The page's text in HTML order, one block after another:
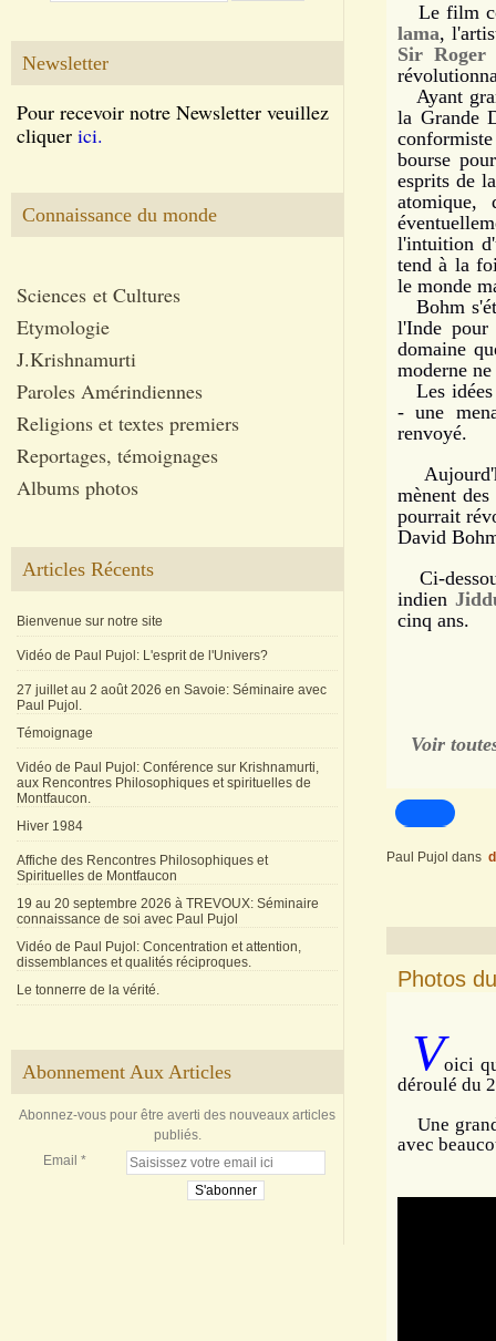
Newsletter
Pour recevoir notre Newsletter veuillez
cliquer ici.
Connaissance du monde
Sciences et Cultures
Etymologie
J.Krishnamurti
Paroles Amérindiennes
Religions et textes premiers
Reportages, témoignages
Albums photos
Articles Récents
Bienvenue sur notre site
Vidéo de Paul Pujol: L'esprit de l'Univers?
27 juillet au 2 août 2026 en Savoie: Séminaire avec
Paul Pujol.
Témoignage
Vidéo de Paul Pujol: Conférence sur Krishnamurti,
aux Rencontres Philosophiques et spirituelles de
Montfaucon.
Hiver 1984
Affiche des Rencontres Philosophiques et
Spirituelles de Montfaucon
19 au 20 septembre 2026 à TREVOUX: Séminaire
connaissance de soi avec Paul Pujol
Vidéo de Paul Pujol: Concentration et attention,
dissemblances et qualités réciproques.
Le tonnerre de la vérité.
Abonnement Aux Articles
Abonnez-vous pour être averti des nouveaux articles
publiés.
Email
Le film
lama,
Sir Roger
Ayant
la Grande
bourse
esprits de
atomique,
l'intuition
tend à la
le monde
Bohm
l'Inde pour
domaine
moderne
Les idées
- une
renvoyé.
mènent
pourrait
David
Ci-
indien
cinq ans.
Voir
Paul Pujol dans
Photos
Voici
déroulé du
Une
avec